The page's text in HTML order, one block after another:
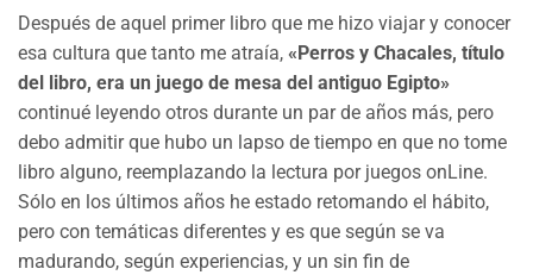
Después de aquel primer libro que me hizo viajar y conocer
esa cultura que tanto me atraía, «Perros y Chacales, título
del libro, era un juego de mesa del antiguo Egipto»
continué leyendo otros durante un par de años más, pero
debo admitir que hubo un lapso de tiempo en que no tome
libro alguno, reemplazando la lectura por juegos onLine.
Sólo en los últimos años he estado retomando el hábito,
pero con temáticas diferentes y es que según se va
madurando, según experiencias, y un sin fin de